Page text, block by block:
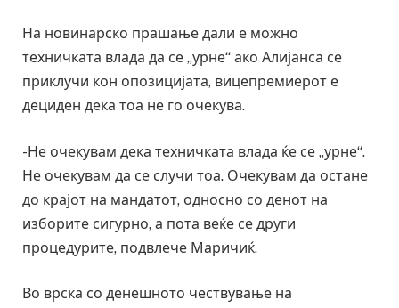
На новинарско прашање дали е можно
техничката влада да се „урне“ ако Алијанса се
приклучи кон опозицијата, вицепремиерот е
дециден дека тоа не го очекува.
-Не очекувам дека техничката влада ќе се „урне“.
Не очекувам да се случи тоа. Очекувам да остане
до крајот на мандатот, односно со денот на
изборите сигурно, а пота веќе се други
процедурите, подвлече Маричиќ.
Во врска со денешното чествување на